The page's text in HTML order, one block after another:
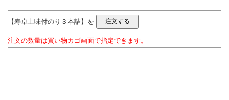
【寿卓上味付のり３本詰】を
注文の数量は買い物カゴ画面で指定できます。